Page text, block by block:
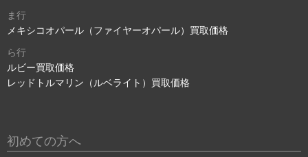
ま行
メキシコオパール（ファイヤーオパール）買取価格
ら行
ルビー買取価格
レッドトルマリン（ルベライト）買取価格
初めての方へ